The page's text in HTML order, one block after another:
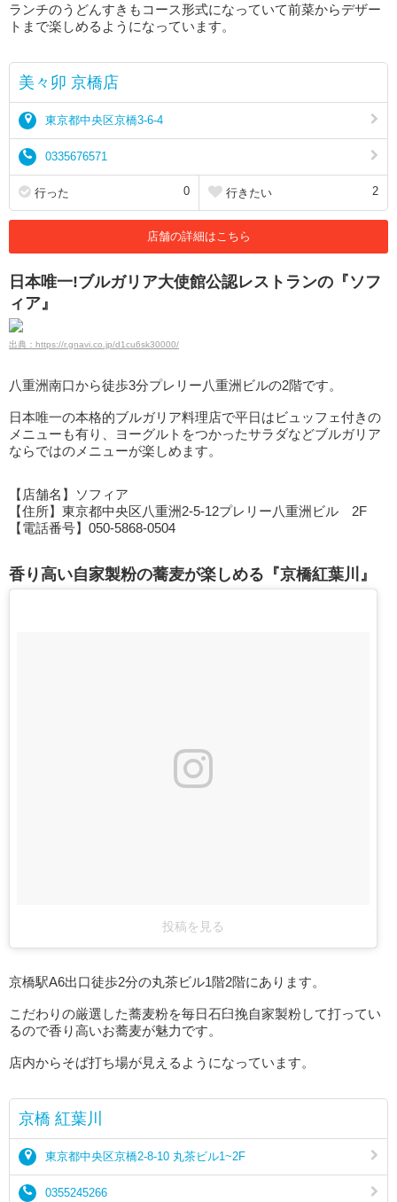
ランチのうどんすきもコース形式になっていて前菜からデザー
トまで楽しめるようになっています。
美々卯 京橋店
東京都中央区京橋3-6-4
0335676571
行った 0 行きたい 2
店舗の詳細はこちら
日本唯一!ブルガリア大使館公認レストランの『ソフ
ィア』
出典：https://r.gnavi.co.jp/d1cu6sk30000/
八重洲南口から徒歩3分プレリー八重洲ビルの2階です。
日本唯一の本格的ブルガリア料理店で平日はビュッフェ付きの
メニューも有り、ヨーグルトをつかったサラダなどブルガリア
ならではのメニューが楽しめます。
【店舗名】ソフィア
【住所】東京都中央区八重洲2-5-12プレリー八重洲ビル 2F
【電話番号】050-5868-0504
香り高い自家製粉の蕎麦が楽しめる『京橋紅葉川』
投稿を見る
京橋駅A6出口徒歩2分の丸茶ビル1階2階にあります。
こだわりの厳選した蕎麦粉を毎日石臼挽自家製粉して打ってい
るので香り高いお蕎麦が魅力です。
店内からそば打ち場が見えるようになっています。
京橋 紅葉川
東京都中央区京橋2-8-10 丸茶ビル1~2F
0355245266